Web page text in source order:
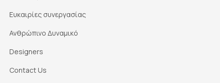
Ευκαιρίες συνεργασίας
Ανθρώπινο Δυναμικό
Designers
Contact Us